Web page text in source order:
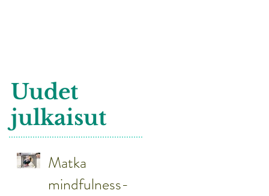
Uudet
julkaisut
Matka
mindfulness-